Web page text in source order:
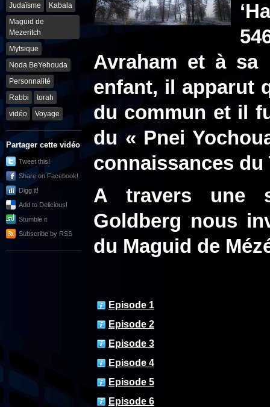
Judaïsme
Kabala
Maguid de
Mezeritch
Mytsique
Noda BeYehouda
Personnalité
Rabbi
torah
vidéo
Voyage
Partager cette vidéo
Tweet this!
Share on Facebook!
Digg it!
Add to Delicious!
Stumble it
Subscribe by RSS
Avraham et à sa
enfant, il apparut
du commun et il
du « Pnei
connaissances du
A travers une
Goldberg nous
du Maguid de
Episode 1
Episode 2
Episode 3
Episode 4
Episode 5
Episode 6